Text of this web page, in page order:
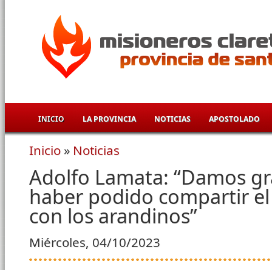
INICIO LA PROVINCIA NOTICIAS APOSTOLADO
Se encuentra usted aquí
Inicio » Noticias
Adolfo Lamata: “Damos
haber podido compartir
con los arandinos”
Miércoles, 04/10/2023